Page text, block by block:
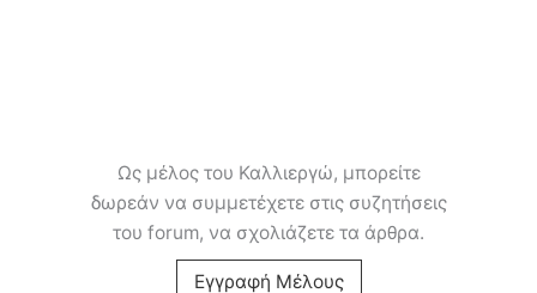
Ως μέλος του Καλλιεργώ, μπορείτε
δωρεάν να συμμετέχετε στις συζητήσεις
του forum, να σχολιάζετε τα άρθρα.
Εγγραφή Μέλους